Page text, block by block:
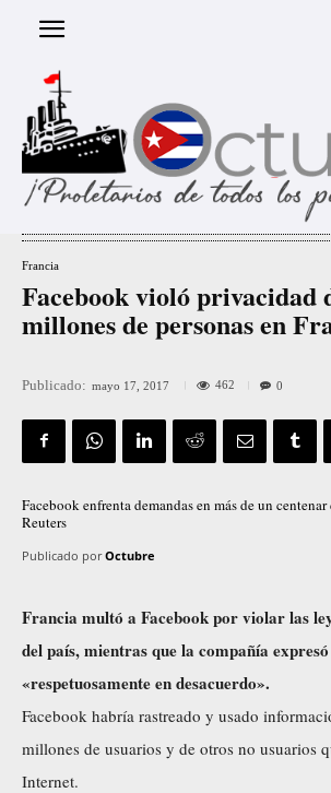
Francia
Facebook violó privacidad
millones de personas en
Publicado: mayo 17, 2017 462 0
Facebook enfrenta demandas en más de un
Reuters
Publicado por Octubre
Francia multó a Facebook por violar las
del país, mientras que la compañía
«respetuosamente en desacuerdo».
Facebook habría rastreado y usado
millones de usuarios y de otros no usuarios
Internet.